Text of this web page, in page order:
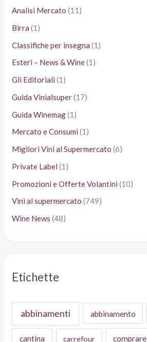
Analisi Mercato (11)
Birra (1)
Classifiche per insegna (1)
Esteri – News & Wine(1)
Gli Editoriali (1)
Guida Vinialsuper(17)
Guida Winemag(1)
Mercato e Consumi (1)
Migliori Vini al Supermercato (6)
Private Label (1)
Promozioni e Offerte Volantini (10)
Vini al supermercato (749)
Wine News (48)
Etichette
abbinamenti abbinamento
cantina carrefour comprare